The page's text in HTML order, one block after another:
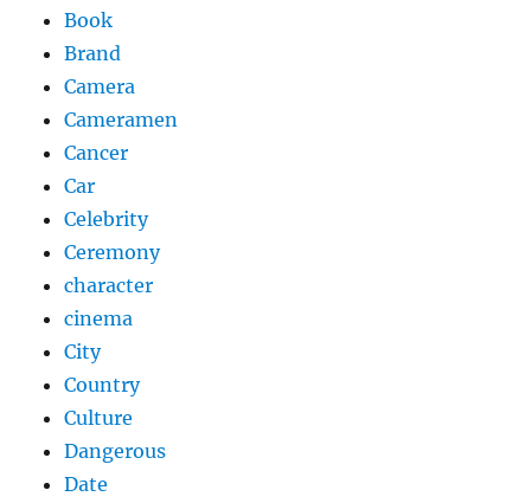
Book
Brand
Camera
Cameramen
Cancer
Car
Celebrity
Ceremony
character
cinema
City
Country
Culture
Dangerous
Date